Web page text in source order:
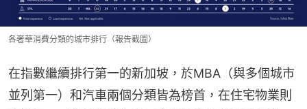
各奢華消費分類的城市排行（報告截圖）
在指數繼續排行第一的新加坡，於MBA（與多個城市
並列第一）和汽車兩個分類皆為榜首，在住宅物業則